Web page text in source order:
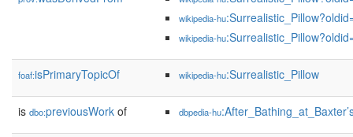
wikipedia-hu
wikipedia-hu
foaf:isPrimaryTopicOf wikipedia-hu:Surrealistic_Pillow
is dbo:previousWork of dbpedia-hu